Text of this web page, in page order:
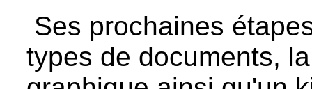
Ses prochaines
types de documents,